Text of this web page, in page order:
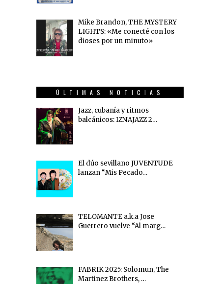
Mike Brandon, THE MYSTERY
LIGHTS: «Me conecté con los
dioses por un minuto»
ÚLTIMAS NOTICIAS
Jazz, cubanía y ritmos
balcánicos: IZNAJAZZ 2…
El dúo sevillano JUVENTUDE
lanzan “Mis Pecado…
TELOMANTE a.k.a Jose
Guerrero vuelve “Al marg…
FABRIK 2025: Solomun, The
Martinez Brothers, …